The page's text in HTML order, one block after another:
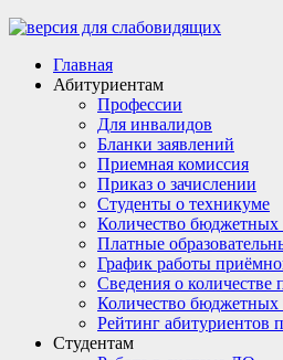
Главная
Абитуриентам
Профессии
Для инвалидов
Бланки заявлений
Приемная комиссия
Приказ о зачислении
Студенты о техникуме
Количество бюджетных
Платные
График работы
Сведения о количестве
Количество бюджетных
Рейтинг абитуриентов
Студентам